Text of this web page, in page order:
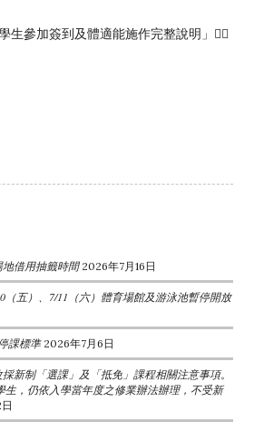
生參加簽到及體適能施作完整說明」🏃‍♀️
地借用抽籤時間 2026年7月16日
（五）、7/11（六）體育場館及游泳池暫停開放
課標準 2026年7月6日
新制「選課」及「抵免」課程相關注意事項。
生，仍依入學當年度之修業辦法辦理，不受新